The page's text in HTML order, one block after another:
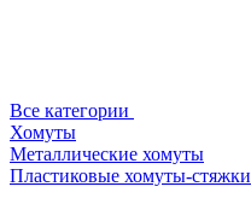
Все категории
Хомуты
Металлические хомуты
Пластиковые хомуты-стяжки